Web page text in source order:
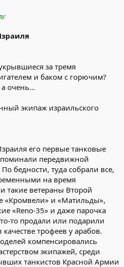
за тремя
и баком с горючим?
а очень…
экипаж израильского
его первые танковые
передвижной
бедности, туда собрали все,
на время
ветераны Второй
«Кромвели» и «Матильды»,
«Reno-35» и даже парочка
то продали или подарили
трофеев у арабов.
компенсировались
экипажей, среди
танкистов Красной Армии